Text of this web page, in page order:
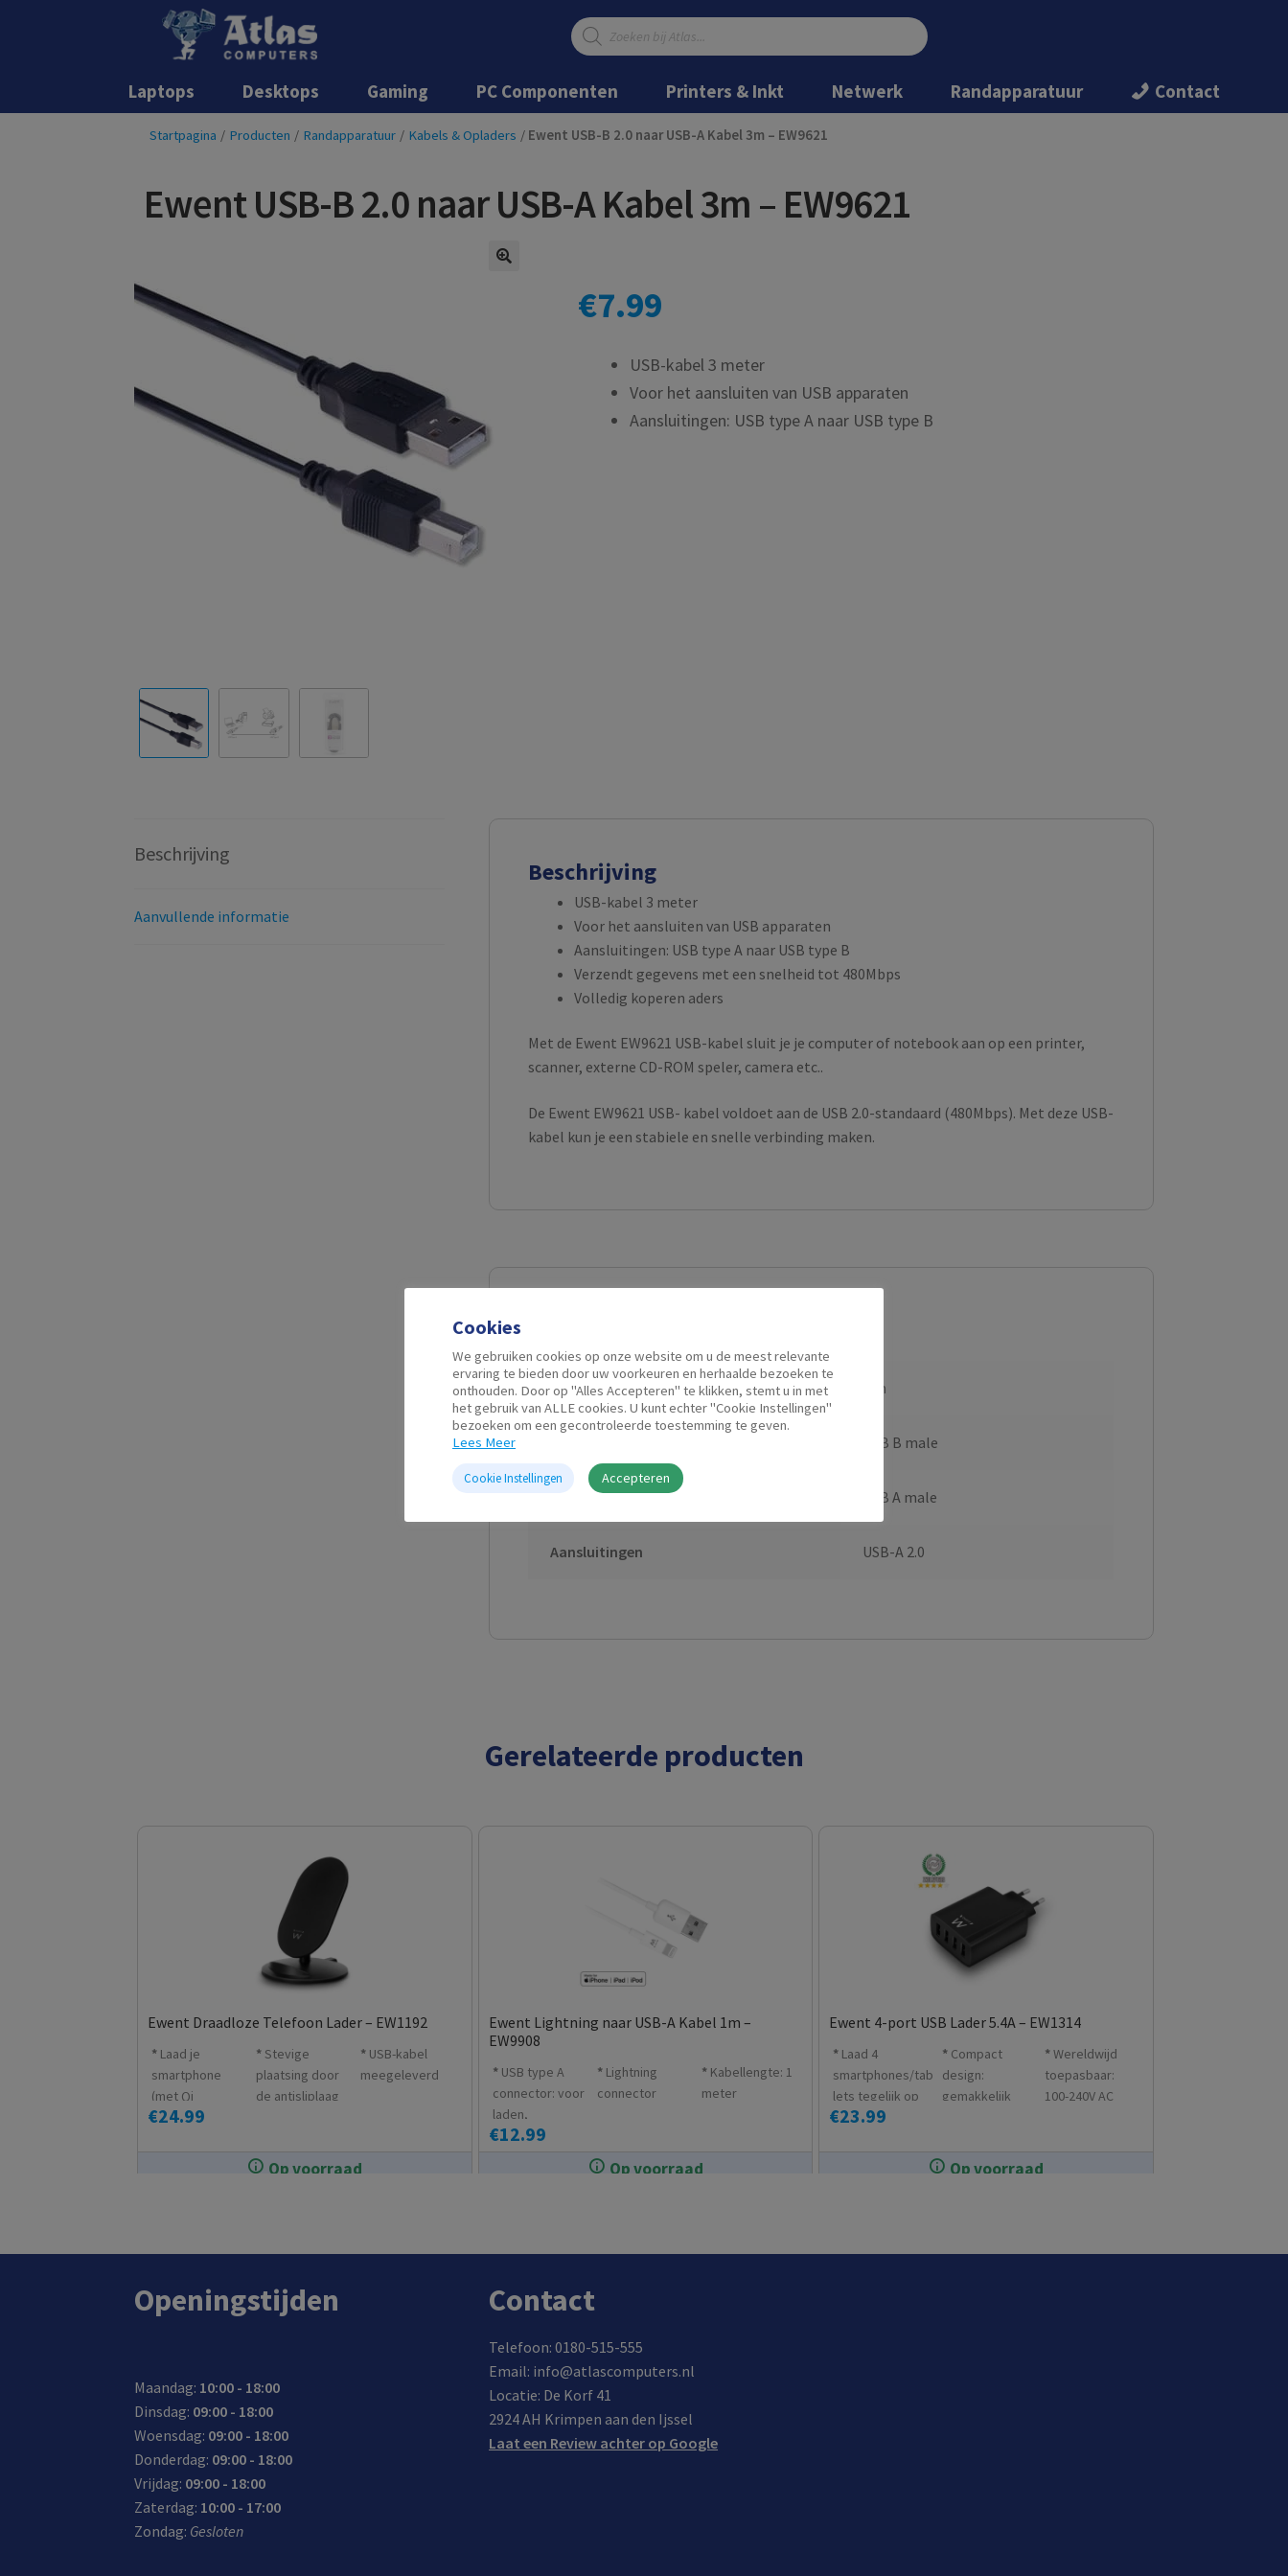
Ga
naar
navigatie
Ga
inhoud
Producten
zoeken
Laptops Desktops Gaming PC Componenten Printers & Inkt Netwerk Randapparatuur Contact
Startpagina / Producten / Randapparatuur / Kabels & Opladers / Ewent USB-B 2.0 naar USB-A Kabel 3m – EW9621
Ewent USB-B 2.0 naar USB-A Kabel 3m – EW9621
€7.99
USB-kabel 3 meter
Voor het aansluiten van USB apparaten
Aansluitingen: USB type A naar USB type B
Beschrijving
Aanvullende informatie
Beschrijving
USB-kabel 3 meter
Voor het aansluiten van USB apparaten
Aansluitingen: USB type A naar USB type B
Verzendt gegevens met een snelheid tot 480Mbps
Volledig koperen aders
Met de Ewent EW9621 USB-kabel sluit je je computer of notebook aan op een printer,
scanner, externe CD-ROM speler, camera etc..
De Ewent EW9621 USB- kabel voldoet aan de USB 2.0-standaard (480Mbps). Met deze USB-
kabel kun je een stabiele en snelle verbinding maken.
Kabel Lengte 3 m
USB B male
Connector B USB A male
Aansluitingen USB-A 2.0
Gerelateerde producten
Op voorraad
Ewent Draadloze Telefoon Lader – EW1192
€24.99
Laad je
smartphone
(met Qi
ondersteuning)
Stevige
plaatsing door
de antisliplaag
USB-kabel
meegeleverd
Op voorraad
Ewent Lightning naar USB-A Kabel 1m –
EW9908
€12.99
USB type A
connector: voor
laden,
synchroniseren
Lightning
connector
Kabellengte: 1
meter
Op voorraad
Ewent 4-port USB Lader 5.4A – EW1314
€23.99
Laad 4
smartphones/tab
lets tegelijk op
met één lader
Compact
design:
gemakkelijk
Wereldwijd
toepasbaar:
100-240V AC
Openingstijden
Maandag: 10:00 - 18:00
Dinsdag: 09:00 - 18:00
Woensdag: 09:00 - 18:00
Donderdag: 09:00 - 18:00
Vrijdag: 09:00 - 18:00
Zaterdag: 10:00 - 17:00
Zondag: Gesloten
Contact
Telefoon: 0180-515-555
Email: info@atlascomputers.nl
Locatie: De Korf 41
2924 AH Krimpen aan den Ijssel
Laat een Review achter op Google
Cookies
We gebruiken cookies op onze website om u de meest relevante
ervaring te bieden door uw voorkeuren en herhaalde bezoeken te
onthouden. Door op "Alles Accepteren" te klikken, stemt u in met
het gebruik van ALLE cookies. U kunt echter "Cookie Instellingen"
bezoeken om een gecontroleerde toestemming te geven.
Lees Meer
Cookie Instellingen Accepteren